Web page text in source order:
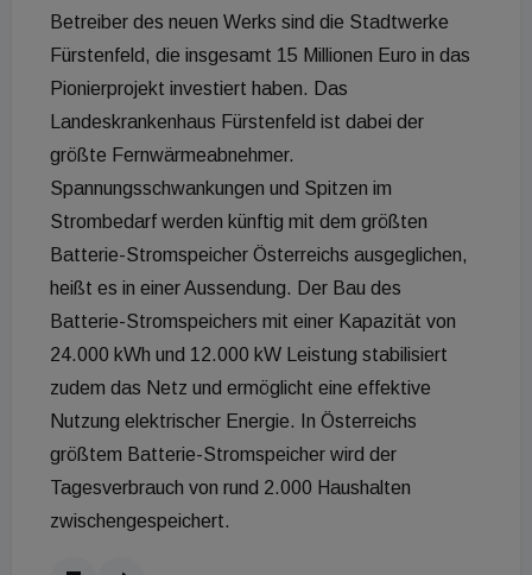
Betreiber des neuen Werks sind die Stadtwerke
Fürstenfeld, die insgesamt 15 Millionen Euro in das
Pionierprojekt investiert haben. Das
Landeskrankenhaus Fürstenfeld ist dabei der
größte Fernwärmeabnehmer.
Spannungsschwankungen und Spitzen im
Strombedarf werden künftig mit dem größten
Batterie-Stromspeicher Österreichs ausgeglichen,
heißt es in einer Aussendung. Der Bau des
Batterie-Stromspeichers mit einer Kapazität von
24.000 kWh und 12.000 kW Leistung stabilisiert
zudem das Netz und ermöglicht eine effektive
Nutzung elektrischer Energie. In Österreichs
größtem Batterie-Stromspeicher wird der
Tagesverbrauch von rund 2.000 Haushalten
zwischengespeichert.